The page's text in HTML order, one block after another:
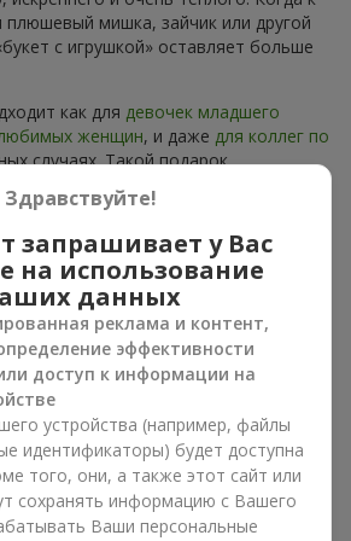
плюшевый мишка, зайчик или другой
с игрушкой» оставляет больше
как для девочек младшего
женщин, и даже для коллег по
случаях. Такой подарок
заботу, уют и желание сделать
flowers.uaможно найти
на любой вкус и бюджет,
в г. Лесники незабываемым.
игрушка
эмоции вместе
цветами
и всегда удачное
удваивает эмоции и позволяет
каждый раз, когда плюшевый друг
Вместе букет с игрушкой
и игрушка создают баланс
Здравствуйте!
запрашивает у Вас
на использование
данных
реклама и контент,
эффективности
доступ к информации на
устройства (например, файлы
идентификаторы) будет доступна
того, они, а также этот сайт или
сохранять информацию с Вашего
Ваши персональные